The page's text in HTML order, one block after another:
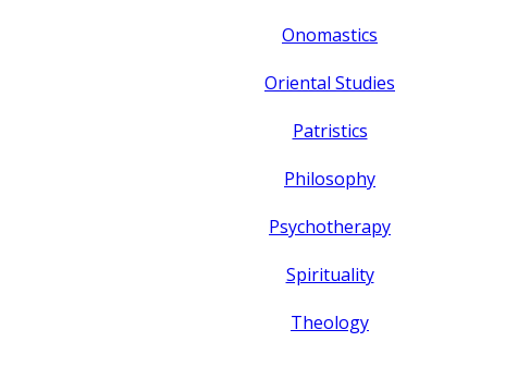
Onomastics
Oriental Studies
Patristics
Philosophy
Psychotherapy
Spirituality
Theology